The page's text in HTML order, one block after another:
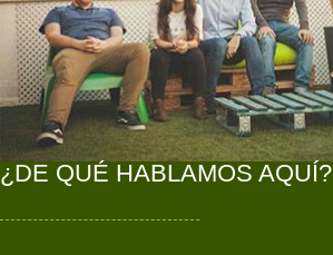
¿DE QUÉ HABLAMOS AQUÍ?